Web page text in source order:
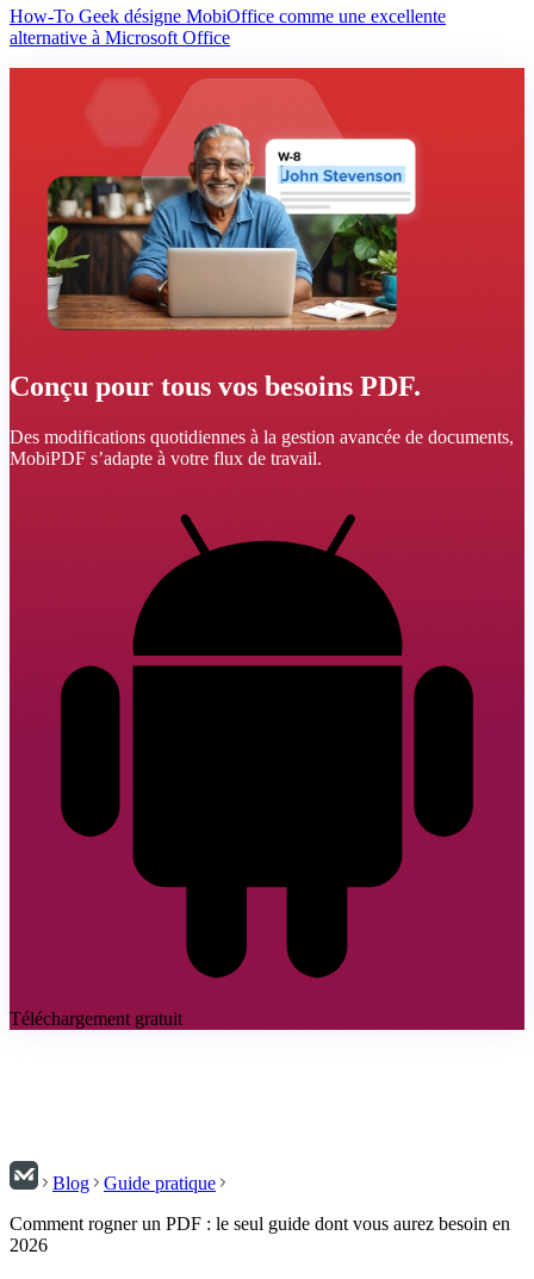
How-To Geek désigne MobiOffice comme une excellente
alternative à Microsoft Office
Conçu pour tous vos besoins PDF.
Des modifications quotidiennes à la gestion avancée de documents,
MobiPDF s’adapte à votre flux de travail.
Téléchargement gratuit
Blog
Guide pratique
Comment rogner un PDF : le seul guide dont vous aurez besoin en
2026